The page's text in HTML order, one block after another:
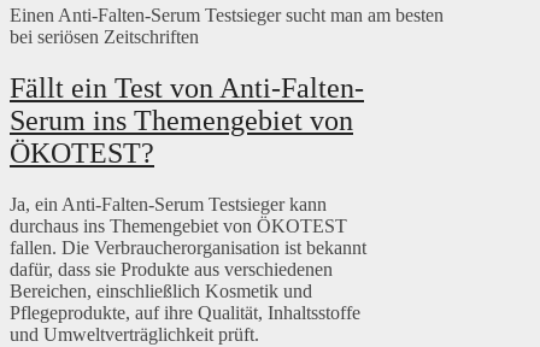
Einen Anti-Falten-Serum Testsieger sucht man am besten
bei seriösen Zeitschriften
Fällt ein Test von Anti-Falten-
Serum ins Themengebiet von
ÖKOTEST?
Ja, ein Anti-Falten-Serum Testsieger kann
durchaus ins Themengebiet von ÖKOTEST
fallen. Die Verbraucherorganisation ist bekannt
dafür, dass sie Produkte aus verschiedenen
Bereichen, einschließlich Kosmetik und
Pflegeprodukte, auf ihre Qualität, Inhaltsstoffe
und Umweltverträglichkeit prüft.